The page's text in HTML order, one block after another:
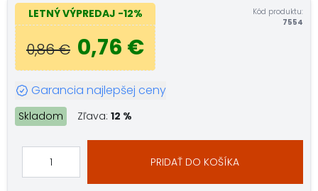
LETNÝ VÝPREDAJ -12%
0,86 € 0,76 €
Kód produktu:
7554
Garancia najlepšej ceny
Skladom Zľava: 12 %
PRIDAŤ DO KOŠÍKA